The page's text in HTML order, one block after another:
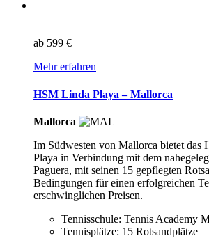
ab 599 €
Mehr erfahren
HSM Linda Playa – Mallorca
Mallorca
Im Südwesten von Mallorca bietet das
Playa in Verbindung mit dem
Paguera, mit seinen 15 gepflegten
Bedingungen für einen erfolgreichen
erschwinglichen Preisen.
Tennisschule: Tennis Academy
Tennisplätze: 15 Rotsandplätze